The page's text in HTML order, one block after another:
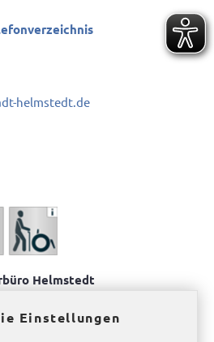
helmstedt.de
Helmstedt
& 15.00 Uhr bis 17.00 Uhr
Einstellungen